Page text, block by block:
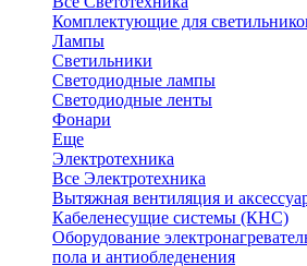
Комплектующие для
Лампы
Светильники
Светодиодные лампы
Светодиодные ленты
Фонари
Еще
Электротехника
Все Электротехника
Вытяжная вентиляция и
Кабеленесущие системы (КНС)
Оборудование
пола и антиобледенения